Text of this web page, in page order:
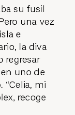
su fusil
una vez
e
la diva
regresar
uno de
mi
recoge